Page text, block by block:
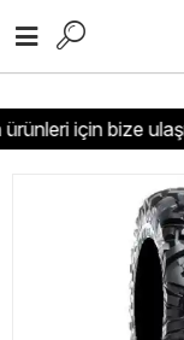
için bize